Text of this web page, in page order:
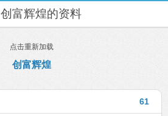
创富辉煌的资料
点击重新加载
创富辉煌
61